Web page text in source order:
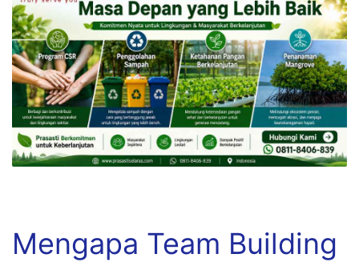
Mengapa Team Building